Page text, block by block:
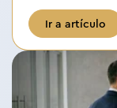
Ir a artículo